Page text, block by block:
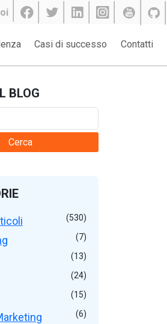
Casi di successo Contatti
BLOG
Cerca
(530)
(7)
(13)
(24)
(15)
(6)